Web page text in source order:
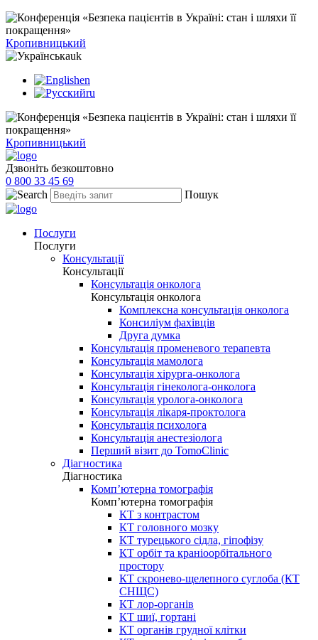
Кропивницький
uk
en
ru
Кропивницький
Дзвоніть безкоштовно
0 800 33 45 69
Пошук
Послуги
Послуги
Консультації
Консультації
Консультація онколога
Консультація онколога
Комплексна консультація онколога
Консиліум фахівців
Друга думка
Консультація променевого терапевта
Консультація мамолога
Консультація хірурга-онколога
Консультація гінеколога-онколога
Консультація уролога-онколога
Консультація лікаря-проктолога
Консультація психолога
Консультація анестезіолога
Перший візит до TomoClinic
Діагностика
Діагностика
Комп’ютерна томографія
Комп’ютерна томографія
КТ з контрастом
КТ головного мозку
КТ турецького сідла, гіпофізу
КТ орбіт та краніоорбітального
простору
КТ скронево-щелепного суглоба (КТ
СНЩС)
КТ лор-органів
КТ шиї, гортані
КТ органів грудної клітки